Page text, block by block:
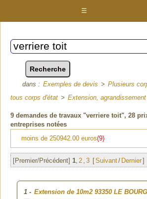
☰
dans : Exemples de devis > Plusieurs
tous corps d'état > Extension, agrandissement
9 demandes de travaux "verriere toit", 28
entreprises notées
moins de 250942.00 euros(9)
[Premier/Précédent] 1, 2 , 3 Suivant/ Dernier
1- Extension de 10m2 93350 LE